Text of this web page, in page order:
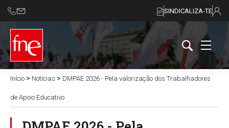
SINDICALIZA-TE
Início > Notícias > DMPAE 2026 - Pela valorização dos Trabalhadores
de Apoio Educativo